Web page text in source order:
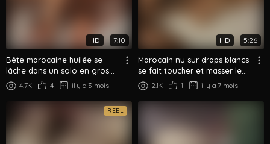
HD 7:10
Bête marocaine huilée se
lâche dans un solo en gros
plans moites
4.7K 4 il y a 3 mois
HD 5:26
Marocain nu sur draps blancs
se fait toucher et masser le
gros cul
2.1K 1 il y a 7 mois
REEL